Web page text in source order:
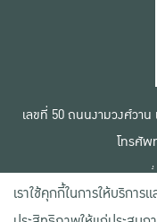
เลขที่ 50 ถนนงามวงศ์วา
โทรศัพ
เ
น
เราใช้คุกกี้ในการให้บริกา